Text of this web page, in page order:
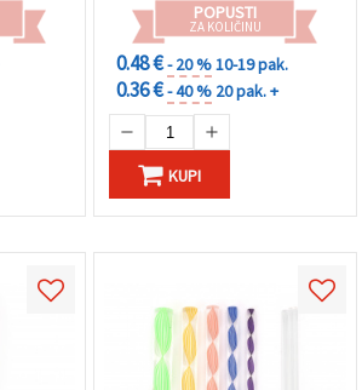
POPUSTI
ZA KOLIČINU
0.48 €- 20 %10-19 pak.
0.36 €- 40 % 20 pak. +
KUPI